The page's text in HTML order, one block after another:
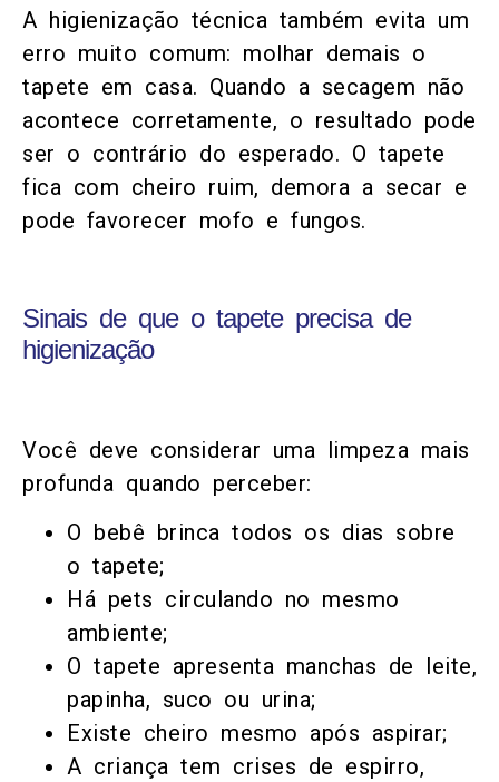
A higienização técnica também evita um
erro muito comum: molhar demais o
tapete em casa. Quando a secagem não
acontece corretamente, o resultado pode
ser o contrário do esperado. O tapete
fica com cheiro ruim, demora a secar e
pode favorecer mofo e fungos.
Sinais de que o tapete precisa de
higienização
Você deve considerar uma limpeza mais
profunda quando perceber:
O bebê brinca todos os dias sobre
o tapete;
Há pets circulando no mesmo
ambiente;
O tapete apresenta manchas de leite,
papinha, suco ou urina;
Existe cheiro mesmo após aspirar;
A criança tem crises de espirro,